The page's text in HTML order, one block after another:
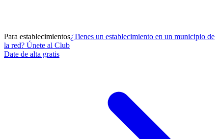
Para establecimientos¿Tienes un establecimiento en un municipio de
la red? Únete al Club
Date de alta gratis